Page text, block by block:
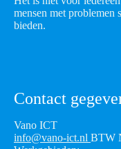
mensen met problemen
bieden.
Contact
Vano ICT
info@vano-ict.nl BTW